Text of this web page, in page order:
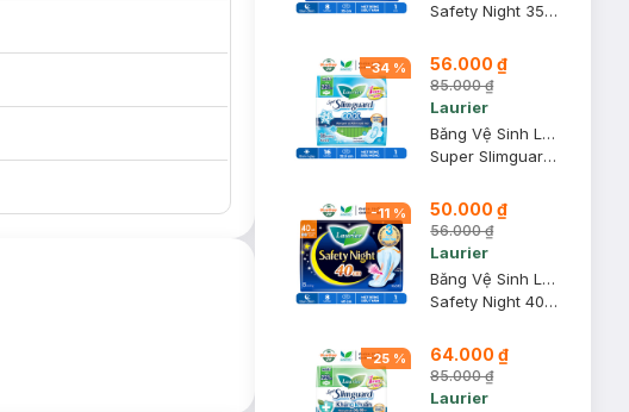
Safety Night 35cm
-34 % 56.000 ₫
85.000 ₫
Laurier
Băng Vệ Sinh Laurier Siêu Mỏng Mát Lạnh 22.5cm 16M
Super Slimguard Cool 22.5cm
-11 % 50.000 ₫
56.000 ₫
Laurier
Băng Vệ Sinh Laurier Safety Night Ban Đêm 40cm 8 Miếng
Safety Night 40cm
-25 % 64.000 ₫
85.000 ₫
Laurier